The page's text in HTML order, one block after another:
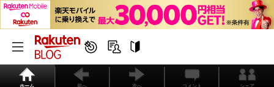
ホーム 前へ 次へ コメント シェア